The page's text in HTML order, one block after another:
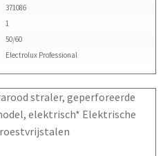
371086
1
50/60
Electrolux Professional
straler, geperforeerde
elektrisch* Elektrische